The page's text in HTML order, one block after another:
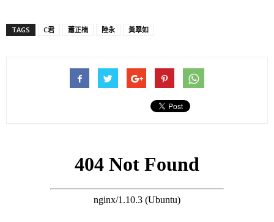
TAGS C君 蕭正楠 陸永 黃翠如